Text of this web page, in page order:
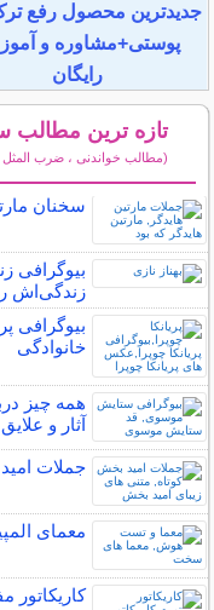
جدیدترین محصول رفع
پوستی+مشاوره و
رایگان
تازه ترین
(مطالب خواندنی ، ضرب
سخنان
بیوگرافی
زندگی‌اش
بیوگرافی
خانوادگی
همه چیز
آثار و علایق
جملات
معمای
کاریکاتور